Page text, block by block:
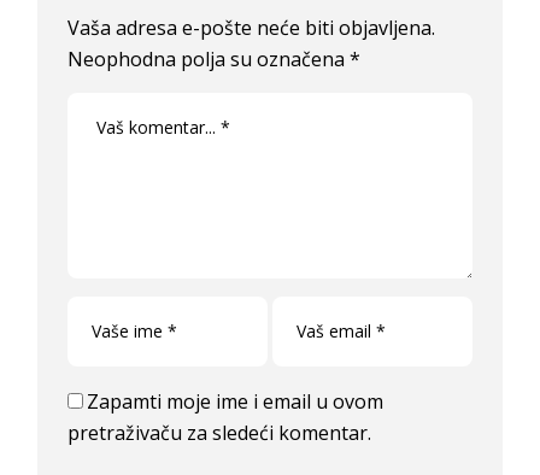
Vaša adresa e-pošte neće biti objavljena.
Neophodna polja su označena*
Zapamti moje ime i email u ovom
pretraživaču za sledeći komentar.